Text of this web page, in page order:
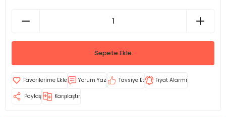
Sepete Ekle
Yorum Yaz Tavsiye Et Fiyat Alarmı
Paylaş Karşılaştır